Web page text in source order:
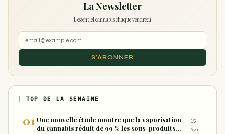
La Newsletter
L'essentiel cannabis chaque vendredi
S'ABONNER
TOP DE LA SEMAINE
Une nouvelle étude montre que la vaporisation
du cannabis réduit de 99 % les sous-produits
15
Avr